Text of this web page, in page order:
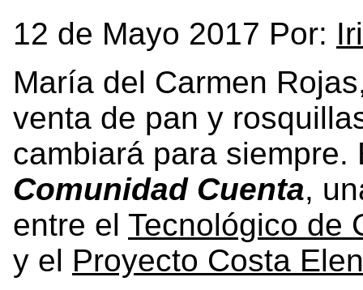
12 de Mayo 2017 Por:
María del Carmen
venta de pan y
cambiará para
Comunidad Cuenta,
entre el Tecnológico de
y el Proyecto Costa